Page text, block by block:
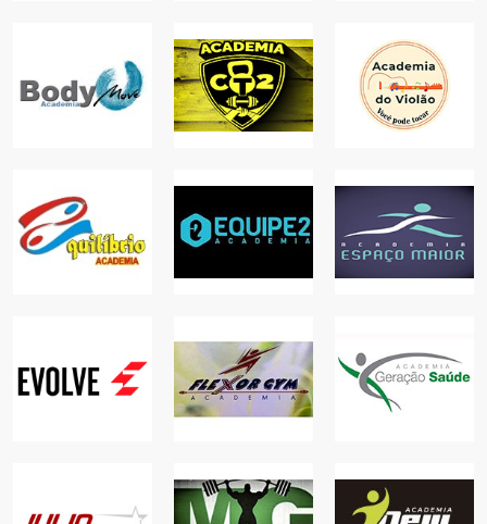
ACADEMIA
BODY MOVE
PROFIT
ACADEMIA CT2
ACADEMIAS
ACADEMIA DO
VIOLÃO
EDUCAÇÃO
ACADEMIA
EQUILÍBRIO
ACADEMIAS,
ACADEMIA
ACADEMIAS
ACADEMIA
ESPAÇO MAIOR
ACADEMIAS
ACADEMIA
ACADEMIA
FLEXOR GYM
ACADEMIA
GERAÇÃO
SAÚDE